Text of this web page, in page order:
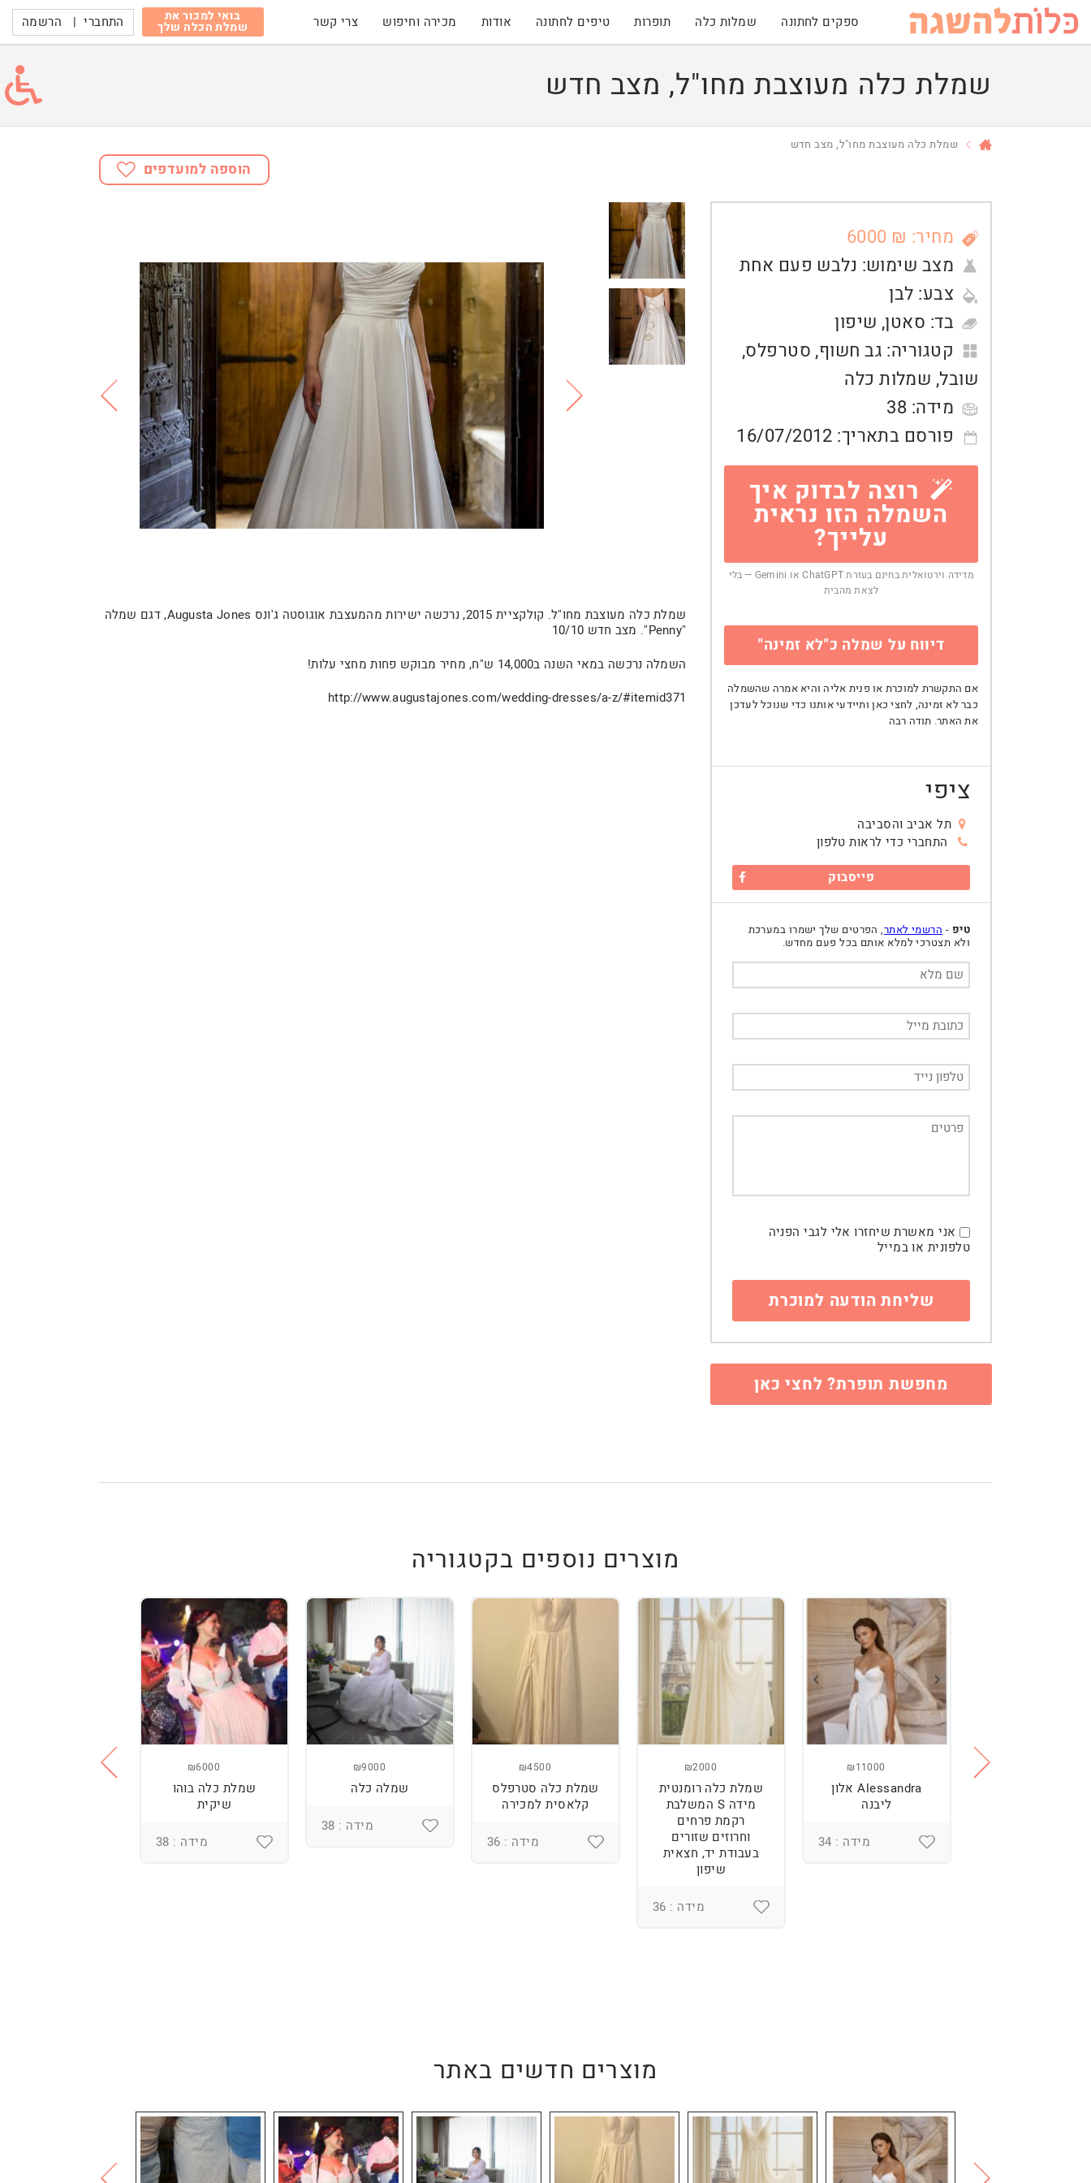
ספקים לחתונה שמלות כלה תופרות טיפים לחתונה אודות מכירה וחיפוש צרי קשר בואי למכור את
שמלת הכלה שלך התחברי | הרשמה
שמלת כלה מעוצבת מחו"ל, מצב חדש
שמלת כלה מעוצבת מחו"ל, מצב חדש
הוספה למועדפים
מחיר: ₪ 6000
מצב שימוש: נלבש פעם אחת
צבע: לבן
בד: סאטן, שיפון
קטגוריה: גב חשוף, סטרפלס,
שובל, שמלות כלה
מידה: 38
פורסם בתאריך: 16/07/2012
רוצה לבדוק איך
השמלה הזו נראית
עלייך?
מדידה וירטואלית בחינם בעזרת ChatGPT או Gemini — בלי
לצאת מהבית
דיווח על שמלה כ"לא זמינה"
אם התקשרת למוכרת או פנית אליה והיא אמרה שהשמלה
כבר לא זמינה, לחצי כאן ותיידעי אותנו כדי שנוכל לעדכן
את האתר. תודה רבה
ציפי
תל אביב והסביבה
התחברי כדי לראות טלפון
פייסבוק
טיפ - הרשמי לאתר, הפרטים שלך ישמרו במערכת
ולא תצטרכי למלא אותם בכל פעם מחדש.
אני מאשרת שיחזרו אלי לגבי הפניה
טלפונית או במייל
מחפשת תופרת? לחצי כאן
שמלת כלה מעוצבת מחו"ל. קולקציית 2015, נרכשה ישירות מהמעצבת אוגוסטה ג'ונס Augusta Jones, דגם שמלה
"Penny". מצב חדש 10/10
השמלה נרכשה במאי השנה ב14,000 ש"ח, מחיר מבוקש פחות מחצי עלות!
http://www.augustajones.com/wedding-dresses/a-z/#itemid371
מוצרים נוספים בקטגוריה
₪11000
Alessandra אלון
ליבנה
מידה : 34
₪2000
שמלת כלה רומנטית
מידה S המשלבת
רקמת פרחים
וחרוזים שזורים
בעבודת יד, חצאית
שיפון
מידה : 36
₪4500
שמלת כלה סטרפלס
קלאסית למכירה
מידה : 36
₪9000
שמלה כלה
מידה : 38
₪6000
שמלת כלה בוהו
שיקית
מידה : 38
מוצרים חדשים באתר